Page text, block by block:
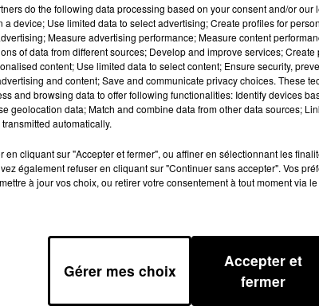
À 08H30
do the following data processing based on your consent and/or our
a device; Use limited data to select advertising; Create profiles for
Measure advertising performance; Measure content
of data from different sources; Develop and improve services;
content; Use limited data to select content; Ensure security,
and content; Save and communicate privacy choices. These
and browsing data to offer following functionalities: Identify devices
geolocation data; Match and combine data from other data sources;
automatically.
en cliquant sur "Accepter et fermer", ou affiner en sélectionnant les
également refuser en cliquant sur "Continuer sans accepter". Vos
à jour vos choix, ou retirer votre consentement à tout moment via
Gérer mes choix
Accepter et
fermer